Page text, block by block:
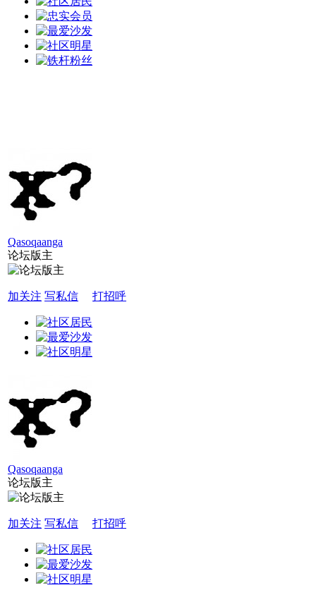
Qasoqaanga
论坛版主
加关注 写私信 打招呼
Qasoqaanga
论坛版主
加关注 写私信 打招呼